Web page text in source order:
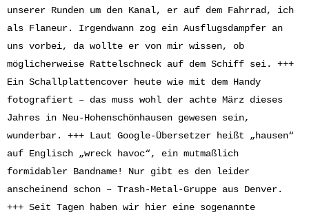
unserer Runden um den Kanal, er auf dem Fahrrad, ich
als Flaneur. Irgendwann zog ein Ausflugsdampfer an
uns vorbei, da wollte er von mir wissen, ob
möglicherweise Rattelschneck auf dem Schiff sei. +++
Ein Schallplattencover heute wie mit dem Handy
fotografiert – das muss wohl der achte März dieses
Jahres in Neu-Hohenschönhausen gewesen sein,
wunderbar. +++ Laut Google-Übersetzer heißt „hausen“
auf Englisch „wreck havoc“, ein mutmaßlich
formidabler Bandname! Nur gibt es den leider
anscheinend schon – Trash-Metal-Gruppe aus Denver.
+++ Seit Tagen haben wir hier eine sogenannte